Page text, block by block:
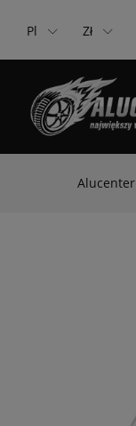
Pl Zł
Alucenter